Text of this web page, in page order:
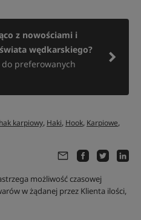
z nowościami i
wędkarskiego?
preferowanych
hak karpiowy, Haki, Hook, Karpiowe,
możliwość czasowej
w żądanej przez Klienta ilości,